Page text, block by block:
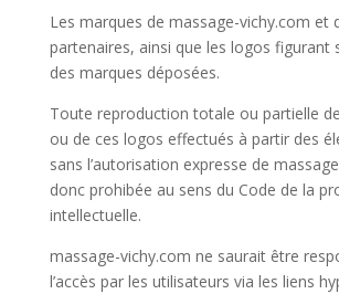
Les marques de massage-vichy.com et
partenaires, ainsi que les logos figurant
des marques déposées.
Toute reproduction totale ou partielle
ou de ces logos effectués à partir des
sans l’autorisation expresse de
donc prohibée au sens du Code de la
intellectuelle.
massage-vichy.com ne saurait être
l’accès par les utilisateurs via les liens